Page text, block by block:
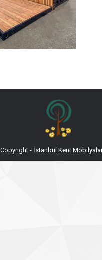
Copyright - İstanbul Kent